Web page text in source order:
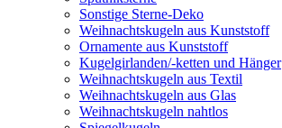
Sonstige Sterne-Deko
Weihnachtskugeln aus Kunststoff
Ornamente aus Kunststoff
Kugelgirlanden/-ketten und Hänger
Weihnachtskugeln aus Textil
Weihnachtskugeln aus Glas
Weihnachtskugeln nahtlos